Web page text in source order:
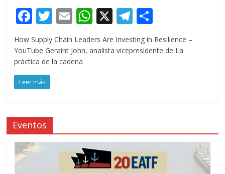
F
ac
e
b
o
o
k
T
w
itt
er
E
m
ai
l
W
at
X T
el
e
o
m
How Supply Chain Leaders Are Investing in Resilience –
YouTube Geraint John, analista vicepresidente de La
práctica de la cadena
Leer más
Eventos